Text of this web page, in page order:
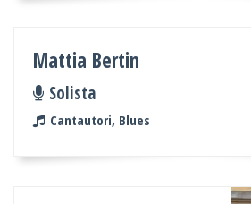
Mattia Bertin
Solista
Cantautori, Blues